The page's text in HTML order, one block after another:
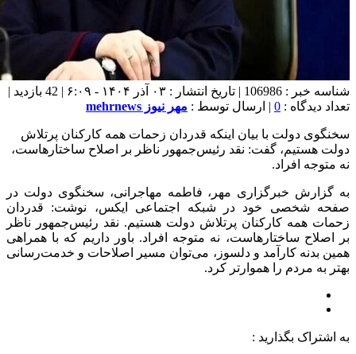
شناسه خبر : 106986 | تاریخ انتشار : ۰۳ آذر ۱۴۰۴ - ۶:۰۹ | 42 بازدید |
تعداد دیدگاه : 0 | ارسال توسط : مهر نیوز mehrnews
سخنگوی دولت با بیان اینکه قدردان زحمات همه کارکنان پرتلاش
دولت هستیم، گفت: نقد رئیس‌جمهور ناظر بر اصلاح ساختارهاست،
نه متوجه افراد.
به گزارش خبرگزاری مهر، فاطمه مهاجرانی، سخنگوی دولت در
صفحه شخصی خود در شبکه اجتماعی ایکس، نوشت: قدردان
زحمات همه کارکنان پرتلاش دولت هستیم. نقد رئیس‌جمهور ناظر
بر اصلاح ساختارهاست، نه متوجه افراد. باور داریم که با همراهی
همین بدنه کارآمد و دلسوز، می‌توان مسیر اصلاحات و خدمت‌رسانی
بهتر به مردم را هموارتر کرد.
به اشتراک بگذارید :